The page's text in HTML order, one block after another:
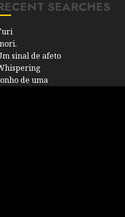
SEARCHES
sinal de afeto
de uma